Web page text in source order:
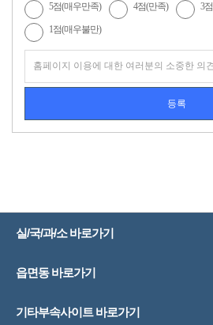
5점(매우만족) 4점(만족) 3
1점(매우불만)
실/국/과/소 바로가기
읍면동 바로가기
기타부속사이트 바로가기